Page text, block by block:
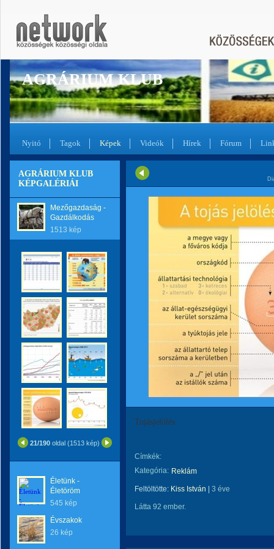
AGRÁRIUM KLUB
Nyitó Tagok Képek Videók Hírek Fórum
AGRÁRIUM KLUB
KÉPGALÉRIÁI
Mezőgazdaság -
Gazdálkodás
1513 kép
21/190 oldal (1513 kép)
Életünk -
Életöröm
545 kép
Évszakok
26 kép
Tojásjelölés
Címkék:
Kategória: Reklám
Feltöltötte: Kiss István 3 éve
Látta 92 ember.